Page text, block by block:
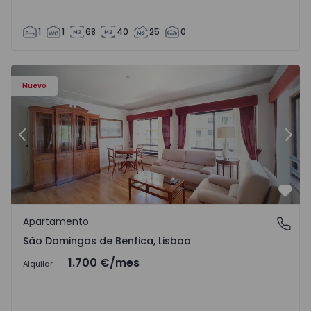
1 1 68 40 25 0
Nuevo
Anterior
São Domingos de Benfica, Lisboa
Apartamento
São Domingos de Benfica, Lisboa
Alquilar 1.700 €/mes